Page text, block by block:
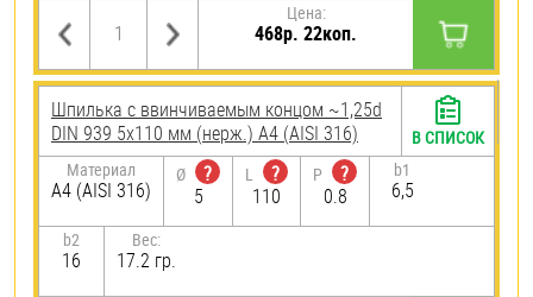
Цена:
468р. 22коп.
Шпилька c ввинчиваемым концом ~1,25d
DIN 939 5х110 мм (нерж.) A4 (AISI 316)
Материал
A4 (AISI 316)
Ø
?
5
L
?
110
P
?
0.8
b1
6,5
b2
16
Вес:
17.2 гр.
В СПИСОК